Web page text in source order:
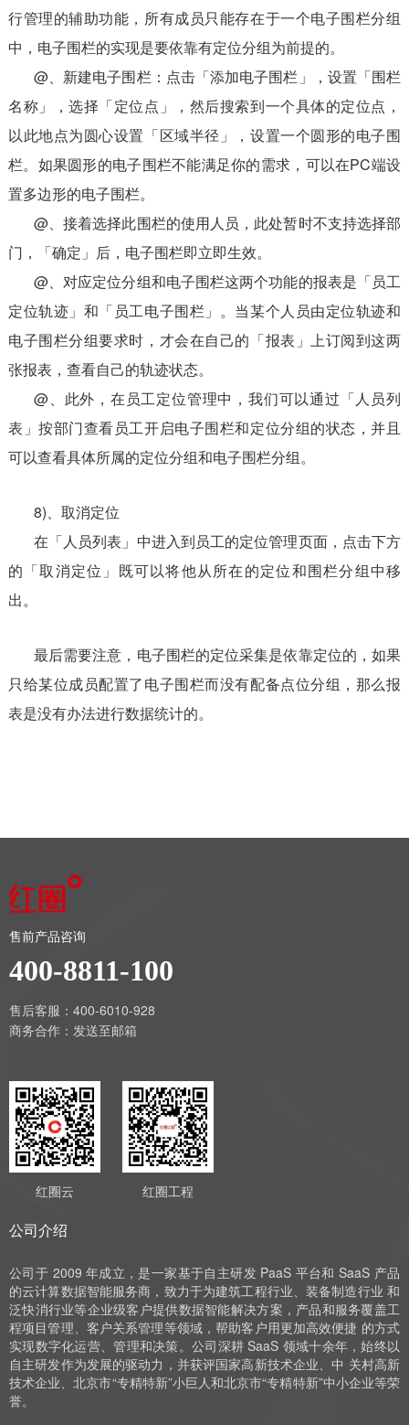
行管理的辅助功能，所有成员只能存在于一个电子围栏分组
中，电子围栏的实现是要依靠有定位分组为前提的。
@、新建电子围栏：点击「添加电子围栏」，设置「围栏
名称」，选择「定位点」，然后搜索到一个具体的定位点，
以此地点为圆心设置「区域半径」，设置一个圆形的电子围
栏。如果圆形的电子围栏不能满足你的需求，可以在PC端设
置多边形的电子围栏。
@、接着选择此围栏的使用人员，此处暂时不支持选择部
门，「确定」后，电子围栏即立即生效。
@、对应定位分组和电子围栏这两个功能的报表是「员工
定位轨迹」和「员工电子围栏」。当某个人员由定位轨迹和
电子围栏分组要求时，才会在自己的「报表」上订阅到这两
张报表，查看自己的轨迹状态。
@、此外，在员工定位管理中，我们可以通过「人员列
表」按部门查看员工开启电子围栏和定位分组的状态，并且
可以查看具体所属的定位分组和电子围栏分组。
8)、取消定位
在「人员列表」中进入到员工的定位管理页面，点击下方
的「取消定位」既可以将他从所在的定位和围栏分组中移
出。
最后需要注意，电子围栏的定位采集是依靠定位的，如果
只给某位成员配置了电子围栏而没有配备点位分组，那么报
表是没有办法进行数据统计的。
售前产品咨询
400-8811-100
售后客服：400-6010-928
商务合作： 发送至邮箱
红圈云 红圈工程
公司介绍
公司于 2009 年成立，是一家基于自主研发 PaaS 平台和 SaaS 产品
的云计算数据智能服务商，致力于为建筑工程行业、装备制造行业 和
泛快消行业等企业级客户提供数据智能解决方案，产品和服务覆盖工
程项目管理、客户关系管理等领域，帮助客户用更加高效便捷 的方式
实现数字化运营、管理和决策。公司深耕 SaaS 领域十余年，始终以
自主研发作为发展的驱动力，并获评国家高新技术企业、中 关村高新
技术企业、北京市“专精特新”小巨人和北京市“专精特新”中小企业等荣
誉。